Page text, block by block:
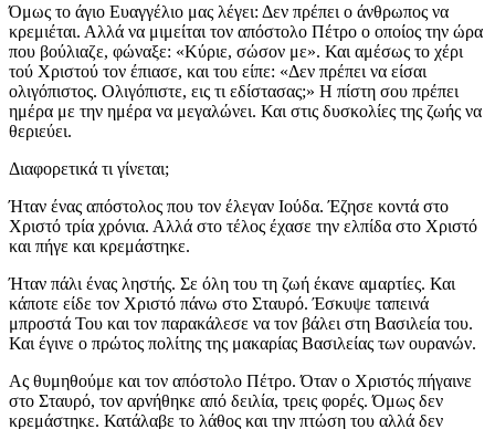
Όμως το άγιο Ευαγγέλιο μας λέγει: Δεν πρέπει ο άνθρωπος να
κρεμιέται. Αλλά να μιμείται τον απόστολο Πέτρο ο οποίος την ώρα
που βούλιαζε, φώναξε: «Κύριε, σώσον με». Και αμέσως το χέρι
τού Χριστού τον έπιασε, και του είπε: «Δεν πρέπει να είσαι
ολιγόπιστος. Ολιγόπιστε, εις τι εδίστασας;» Η πίστη σου πρέπει
ημέρα με την ημέρα να μεγαλώνει. Και στις δυσκολίες της ζωής να
θεριεύει.
Διαφορετικά τι γίνεται;
Ήταν ένας απόστολος που τον έλεγαν Ιούδα. Έζησε κοντά στο
Χριστό τρία χρόνια. Αλλά στο τέλος έχασε την ελπίδα στο Χριστό
και πήγε και κρεμάστηκε.
Ήταν πάλι ένας ληστής. Σε όλη του τη ζωή έκανε αμαρτίες. Και
κάποτε είδε τον Χριστό πάνω στο Σταυρό. Έσκυψε ταπεινά
μπροστά Του και τον παρακάλεσε να τον βάλει στη Βασιλεία του.
Και έγινε ο πρώτος πολίτης της μακαρίας Βασιλείας των ουρανών.
Ας θυμηθούμε και τον απόστολο Πέτρο. Όταν ο Χριστός πήγαινε
στο Σταυρό, τον αρνήθηκε από δειλία, τρεις φορές. Όμως δεν
κρεμάστηκε. Κατάλαβε το λάθος και την πτώση του αλλά δεν